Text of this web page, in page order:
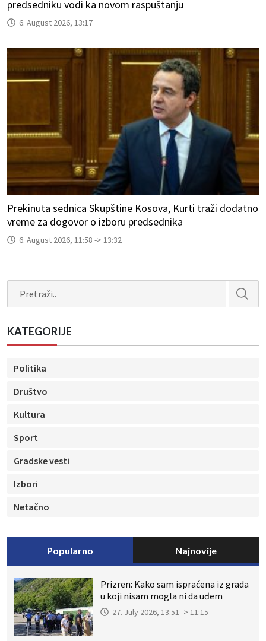
predsedniku vodi ka novom raspuštanju
6. August 2026, 13:17
Prekinuta sednica Skupštine Kosova, Kurti traži dodatno
vreme za dogovor o izboru predsednika
6. August 2026, 11:58 -> 13:32
KATEGORIJE
Politika
Društvo
Kultura
Sport
Gradske vesti
Izbori
Netačno
Popularno Najnovije
Prizren: Kako sam ispraćena iz grada
u koji nisam mogla ni da uđem
27. July 2026, 13:51 -> 11:15